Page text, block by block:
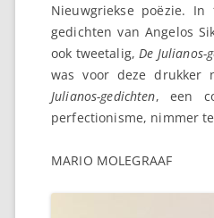
Nieuwgriekse poëzie.
gedichten van Angelos
ook tweetalig, De Julianos-
was voor deze drukker
Julianos-gedichten, een
perfectionisme, nimmer
MARIO MOLEGRAAF